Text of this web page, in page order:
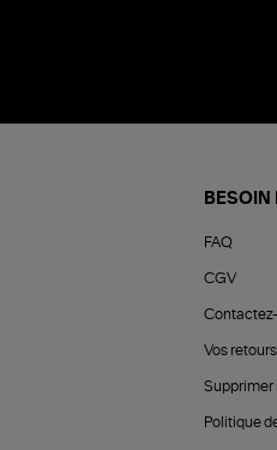
BESOIN
FAQ
CGV
Vos retours
Supprimer
Politique